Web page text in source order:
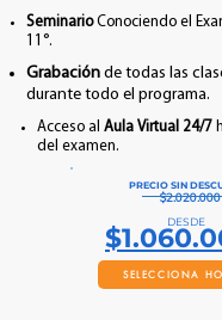
SeminarioConociendo el
11°.
Grabación de todas las
durante todo el programa.
Acceso al Aula Virtual 24/7
del examen.
PRECIO SIN
$2.020.000
DESDE
SELECCIONA